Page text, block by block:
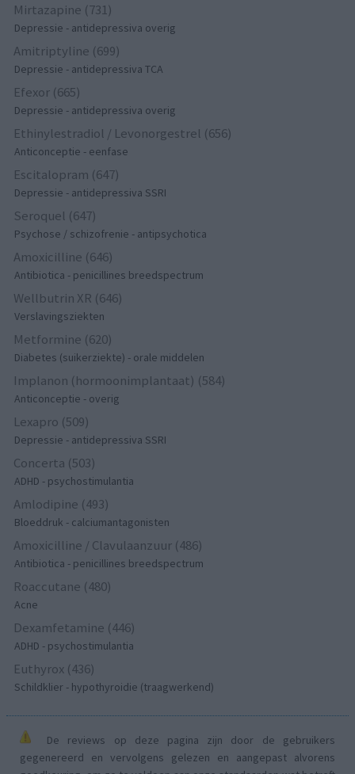
Mirtazapine (731)
Depressie - antidepressiva overig
Amitriptyline (699)
Depressie - antidepressiva TCA
Efexor (665)
Depressie - antidepressiva overig
Ethinylestradiol / Levonorgestrel (656)
Anticonceptie - eenfase
Escitalopram (647)
Depressie - antidepressiva SSRI
Seroquel (647)
Psychose / schizofrenie - antipsychotica
Amoxicilline (646)
Antibiotica - penicillines breedspectrum
Wellbutrin XR (646)
Verslavingsziekten
Metformine (620)
Diabetes (suikerziekte) - orale middelen
Implanon (hormoonimplantaat) (584)
Anticonceptie - overig
Lexapro (509)
Depressie - antidepressiva SSRI
Concerta (503)
ADHD - psychostimulantia
Amlodipine (493)
Bloeddruk - calciumantagonisten
Amoxicilline / Clavulaanzuur (486)
Antibiotica - penicillines breedspectrum
Roaccutane (480)
Acne
Dexamfetamine (446)
ADHD - psychostimulantia
Euthyrox (436)
Schildklier - hypothyroidie (traagwerkend)
De reviews op deze pagina zijn door de gebruikers
gegenereerd en vervolgens gelezen en aangepast alvorens